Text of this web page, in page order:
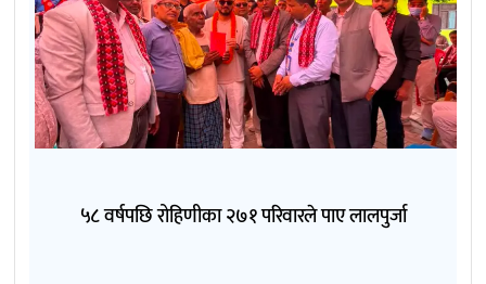
५८ वर्षपछि रोहिणीका २७१ परिवारले पाए लालपुर्जा